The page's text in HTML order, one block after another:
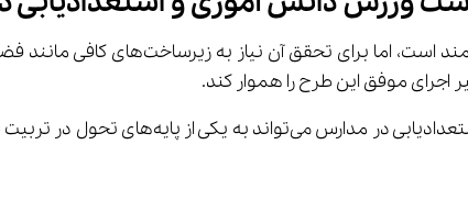
در صورت استمرار حمایت‌ها، ورزش دانش